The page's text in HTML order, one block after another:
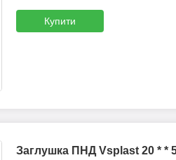
Купити
Заглушка ПНД Vsplast 20 * *